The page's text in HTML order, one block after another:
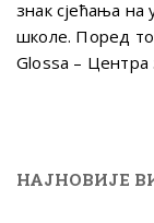
знак сјећања
школе. Поред
Glossa – Центра
НАЈНОВИЈЕ